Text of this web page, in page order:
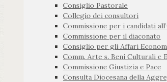
Consiglio Pastorale
Collegio dei consultori
Commissione per i candidati
Commissione per il diaconato
Consiglio per gli Affari
Comm. Arte s. Beni Culturali e
Commissione Giustizia e Pace
Consulta Diocesana della